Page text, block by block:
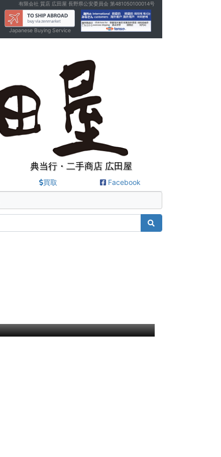
有限会社 質店 広田屋 長野県公安委員会 第481050100014号
Japanese Buying Service
典当行・二手商店 広田屋
買取 Facebook